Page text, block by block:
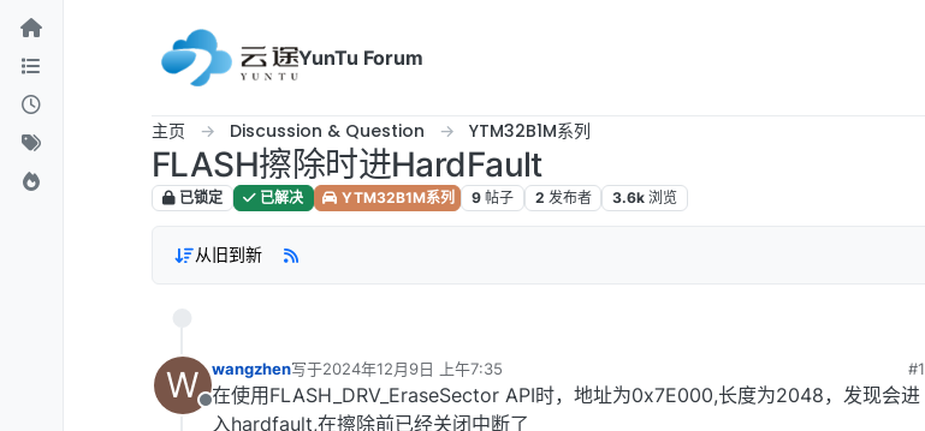
跳转至内容
YunTu Forum
主页 Discussion & Question YTM32B1M系列
FLASH擦除时进HardFault
已锁定 已解决 YTM32B1M系列 9 帖子 2 发布者 3.6k 浏览
从旧到新
W
离线
wangzhen写于2024年12月9日 上午7:35
最后由 编辑
#1
在使用FLASH_DRV_EraseSector API时，地址为0x7E000,长度为2048，发现会进
入hardfault,在擦除前已经关闭中断了